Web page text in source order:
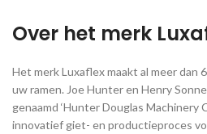
Over het merk
Het merk Luxaflex maakt al meer dan
uw ramen. Joe Hunter en Henry
genaamd ‘Hunter Douglas Machinery
innovatief giet- en productieproces